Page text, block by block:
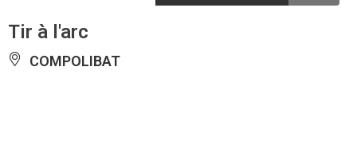
Tir à l'arc
COMPOLIBAT